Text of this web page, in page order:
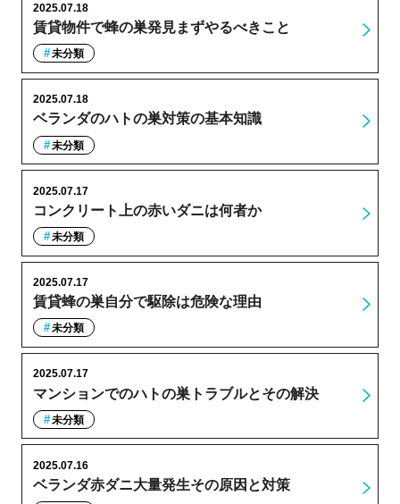
賃貸物件で蜂の巣発見まずやるべきこと
2025.07.18
未分類
ベランダのハトの巣対策の基本知識
2025.07.18
未分類
コンクリート上の赤いダニは何者か
2025.07.17
未分類
賃貸蜂の巣自分で駆除は危険な理由
2025.07.17
未分類
マンションでのハトの巣トラブルとその解決
2025.07.17
未分類
ベランダ赤ダニ大量発生その原因と対策
2025.07.16